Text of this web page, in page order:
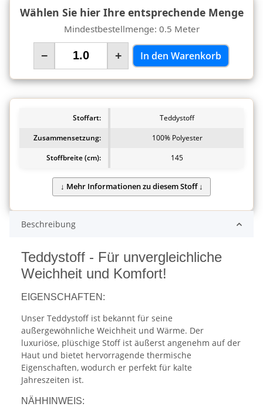
Wählen Sie hier Ihre entsprechende Menge
Mindestbestellmenge: 0.5 Meter
− + In den Warenkorb
Stoffart:
Teddystoff
Zusammensetzung:
100% Polyester
Stoffbreite (cm):
145
Beschreibung
Teddystoff - Für unvergleichliche
Weichheit und Komfort!
EIGENSCHAFTEN:
Unser Teddystoff ist bekannt für seine
außergewöhnliche Weichheit und Wärme. Der
luxuriöse, plüschige Stoff ist äußerst angenehm auf der
Haut und bietet hervorragende thermische
Eigenschaften, wodurch er perfekt für kalte
Jahreszeiten ist.
NÄHHINWEIS: